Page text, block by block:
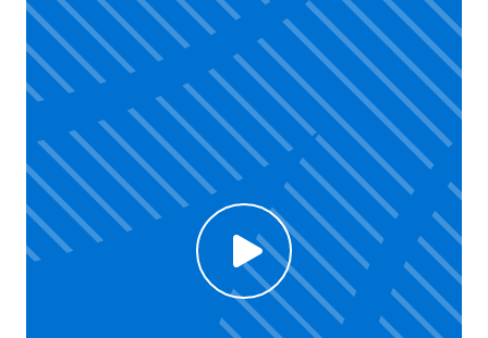
Voir la vidéo
Click to enable Youtube cookies and see content